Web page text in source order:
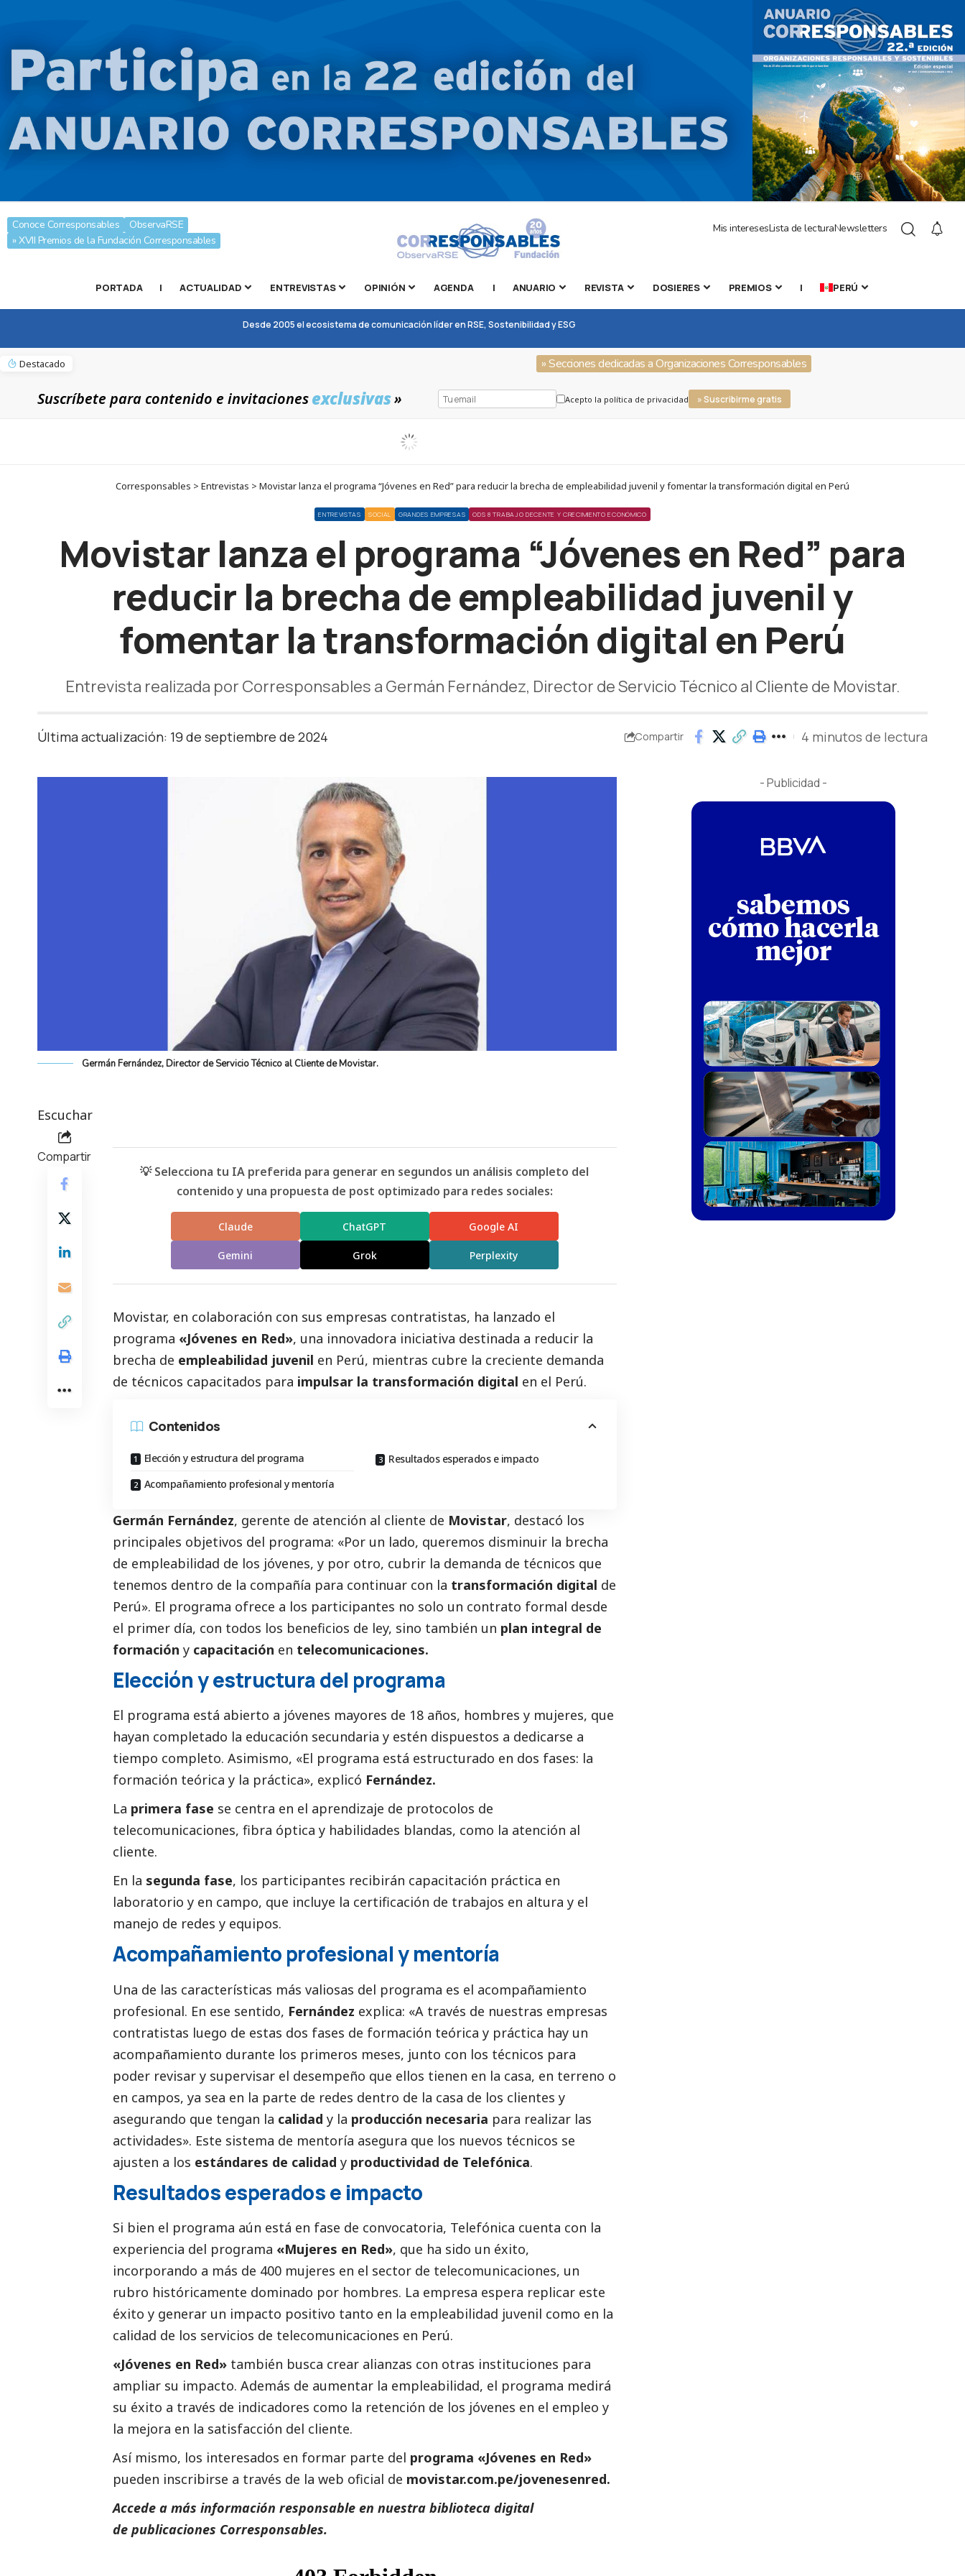
Conoce Corresponsables
ObservaRSE
» XVII Premios de la Fundación Corresponsables
Mis interesesLista de lecturaNewsletters
PORTADA | ACTUALIDAD ENTREVISTAS OPINIÓN AGENDA | ANUARIO REVISTA DOSIERES PREMIOS | PERÚ
Desde 2005 el ecosistema de comunicación líder en RSE, Sostenibilidad y ESG
Destacado » Secciones dedicadas a Organizaciones Corresponsables
Suscríbete para contenido e invitacionesexclusivas» Acepto la política de privacidad » Suscribirme gratis
Corresponsables > Entrevistas > Movistar lanza el programa “Jóvenes en Red” para reducir la brecha de empleabilidad juvenil y fomentar la transformación digital en Perú
ENTREVISTAS SOCIAL GRANDES EMPRESAS ODS 8 TRABAJO DECENTE Y CRECIMIENTO ECONÓMICO
Movistar lanza el programa “Jóvenes en Red” para
reducir la brecha de empleabilidad juvenil y
fomentar la transformación digital en Perú
Entrevista realizada por Corresponsables a Germán Fernández, Director de Servicio Técnico al Cliente de Movistar.
Última actualización: 19 de septiembre de 2024 Compartir 4 minutos de lectura
Germán Fernández, Director de Servicio Técnico al Cliente de Movistar.
Escuchar
Compartir
💡 Selecciona tu IA preferida para generar en segundos un análisis completo del
contenido y una propuesta de post optimizado para redes sociales:
Claude ChatGPT Google AI
Gemini Grok Perplexity
Movistar, en colaboración con sus empresas contratistas, ha lanzado el
programa «Jóvenes en Red», una innovadora iniciativa destinada a reducir la
brecha de empleabilidad juvenil en Perú, mientras cubre la creciente demanda
de técnicos capacitados para impulsar la transformación digital en el Perú.
Contenidos
Elección y estructura del programa
Acompañamiento profesional y mentoría
Resultados esperados e impacto
Germán Fernández, gerente de atención al cliente de Movistar, destacó los
principales objetivos del programa: «Por un lado, queremos disminuir la brecha
de empleabilidad de los jóvenes, y por otro, cubrir la demanda de técnicos que
tenemos dentro de la compañía para continuar con la transformación digital de
Perú». El programa ofrece a los participantes no solo un contrato formal desde
el primer día, con todos los beneficios de ley, sino también un plan integral de
formación y capacitación en telecomunicaciones.
Elección y estructura del programa
El programa está abierto a jóvenes mayores de 18 años, hombres y mujeres, que
hayan completado la educación secundaria y estén dispuestos a dedicarse a
tiempo completo. Asimismo, «El programa está estructurado en dos fases: la
formación teórica y la práctica», explicó Fernández.
La primera fase se centra en el aprendizaje de protocolos de
telecomunicaciones, fibra óptica y habilidades blandas, como la atención al
cliente.
En la segunda fase, los participantes recibirán capacitación práctica en
laboratorio y en campo, que incluye la certificación de trabajos en altura y el
manejo de redes y equipos.
Acompañamiento profesional y mentoría
Una de las características más valiosas del programa es el acompañamiento
profesional. En ese sentido, Fernández explica: «A través de nuestras empresas
contratistas luego de estas dos fases de formación teórica y práctica hay un
acompañamiento durante los primeros meses, junto con los técnicos para
poder revisar y supervisar el desempeño que ellos tienen en la casa, en terreno o
en campos, ya sea en la parte de redes dentro de la casa de los clientes y
asegurando que tengan la calidad y la producción necesaria para realizar las
actividades». Este sistema de mentoría asegura que los nuevos técnicos se
ajusten a los estándares de calidad y productividad de Telefónica.
Resultados esperados e impacto
Si bien el programa aún está en fase de convocatoria, Telefónica cuenta con la
experiencia del programa «Mujeres en Red», que ha sido un éxito,
incorporando a más de 400 mujeres en el sector de telecomunicaciones, un
rubro históricamente dominado por hombres. La empresa espera replicar este
éxito y generar un impacto positivo tanto en la empleabilidad juvenil como en la
calidad de los servicios de telecomunicaciones en Perú.
«Jóvenes en Red» también busca crear alianzas con otras instituciones para
ampliar su impacto. Además de aumentar la empleabilidad, el programa medirá
su éxito a través de indicadores como la retención de los jóvenes en el empleo y
la mejora en la satisfacción del cliente.
Así mismo, los interesados en formar parte del programa «Jóvenes en Red»
pueden inscribirse a través de la web oficial de movistar.com.pe/jovenesenred.
Accede a más información responsable en nuestra biblioteca digital
de publicaciones Corresponsables.
- Publicidad -